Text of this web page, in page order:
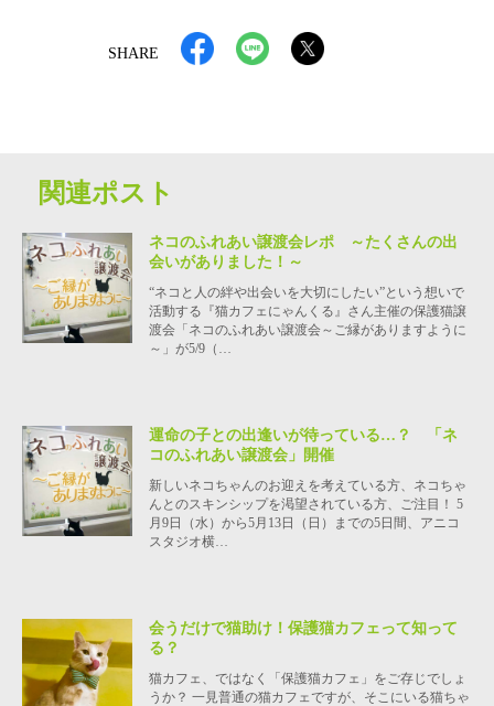
SHARE
関連ポスト
ネコのふれあい譲渡会レポ ～たくさんの出
会いがありました！～
“ネコと人の絆や出会いを大切にしたい”という想いで
活動する『猫カフェにゃんくる』さん主催の保護猫譲
渡会「ネコのふれあい譲渡会～ご縁がありますように
～」が5/9（…
運命の子との出逢いが待っている…？ 「ネ
コのふれあい譲渡会」開催
新しいネコちゃんのお迎えを考えている方、ネコちゃ
んとのスキンシップを渇望されている方、ご注目！ 5
月9日（水）から5月13日（日）までの5日間、アニコ
スタジオ横…
会うだけで猫助け！保護猫カフェって知って
る？
猫カフェ、ではなく「保護猫カフェ」をご存じでしょ
うか？ 一見普通の猫カフェですが、そこにいる猫ちゃ